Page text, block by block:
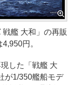
艦 大和」の再販
円。
した「戦艦 大
が1/350艦船モデ